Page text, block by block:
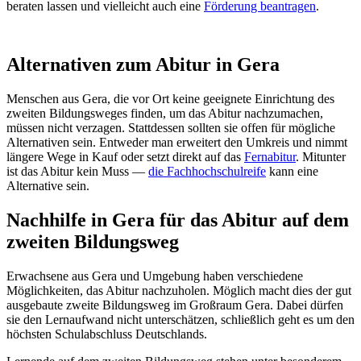
beraten lassen und vielleicht auch eine Förderung beantragen.
Alternativen zum Abitur in Gera
Menschen aus Gera, die vor Ort keine geeignete Einrichtung des
zweiten Bildungsweges finden, um das Abitur nachzumachen,
müssen nicht verzagen. Stattdessen sollten sie offen für mögliche
Alternativen sein. Entweder man erweitert den Umkreis und nimmt
längere Wege in Kauf oder setzt direkt auf das Fernabitur. Mitunter
ist das Abitur kein Muss — die Fachhochschulreife kann eine
Alternative sein.
Nachhilfe in Gera für das Abitur auf dem
zweiten Bildungsweg
Erwachsene aus Gera und Umgebung haben verschiedene
Möglichkeiten, das Abitur nachzuholen. Möglich macht dies der gut
ausgebaute zweite Bildungsweg im Großraum Gera. Dabei dürfen
sie den Lernaufwand nicht unterschätzen, schließlich geht es um den
höchsten Schulabschluss Deutschlands.